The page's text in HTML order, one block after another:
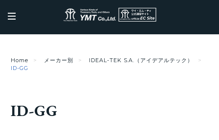
Home メーカー別
IDEAL-TEK S.A.（アイデアルテック）
ID-GG
ID-GG